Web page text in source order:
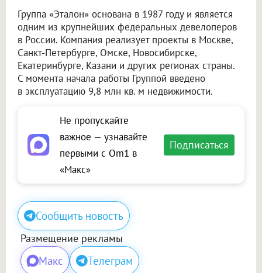
Группа «Эталон» основана в 1987 году и является
одним из крупнейших федеральных девелоперов
в России. Компания реализует проекты в Москве,
Санкт-Петербурге, Омске, Новосибирске,
Екатеринбурге, Казани и других регионах страны.
С момента начала работы Группой введено
в эксплуатацию 9,8 млн кв. м недвижимости.
Не пропускайте
важное — узнавайте
первыми с Om1 в
«Макс»
Подписаться
Сообщить новость
Размещение рекламы
Макс Телеграм